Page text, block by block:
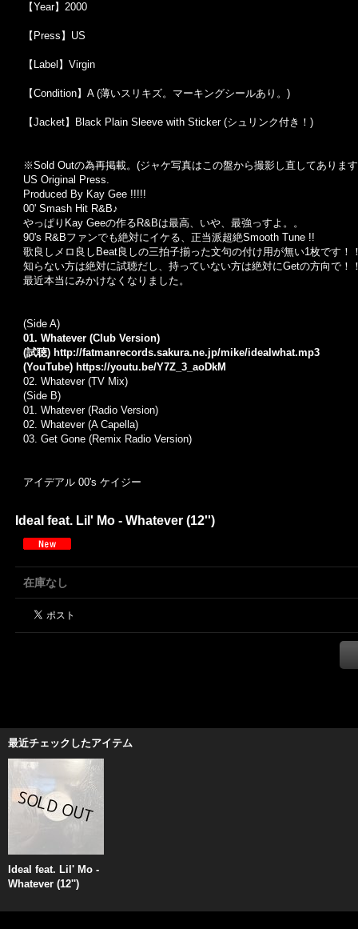
【Year】2000
【Press】US
【Label】Virgin
【Condition】A (薄いスリキズ。マーキングシールあり。)
【Jacket】Black Plain Sleeve with Sticker (シュリンク付き！)
※Sold Outの為再掲載。 (ジャケ写真はこの盤から撮影し直してありま
US Original Press.
Produced By Kay Gee !!!!!
00' Smash Hit R&B♪
やっぱりKay Geeの作るR&Bは最高、いや、最強っすよ。。
90's R&Bファンでも絶対にイケる、正当派超絶Smooth Tune !!
歌良しメロ良しBeat良しの三拍子揃った文句の付け用が無い1枚です！
知らない方は絶対に試聴だし、持っていない方は絶対にGetの方向で！
最近本当にみかけなくなりました。
(Side A)
01. Whatever (Club Version)
(試聴) http://fatmanrecords.sakura.ne.jp/mike/idealwhat.mp3
(YouTube) https://youtu.be/Y7Z_3_aoDkM
02. Whatever (TV Mix)
(Side B)
01. Whatever (Radio Version)
02. Whatever (A Capella)
03. Get Gone (Remix Radio Version)
アイデアル 00's ケイジー
Ideal feat. Lil' Mo - Whatever (12'')
在庫なし
最近チェックしたアイテム
Ideal feat. Lil' Mo -
Whatever (12'')